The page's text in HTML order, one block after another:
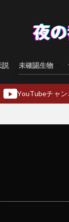
説 未確認生物
水棲型
類人猿型
飛行生物型
▶ YouTubeチャ